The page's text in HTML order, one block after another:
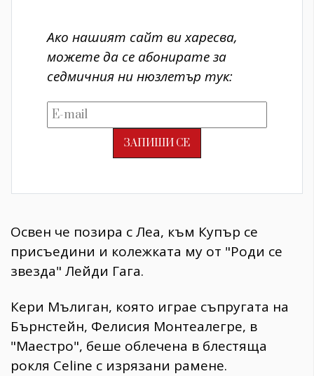
Ако нашият сайт ви харесва,
можете да се абонирате за
седмичния ни нюзлетър тук:
Освен че позира с Леа, към Купър се
присъедини и колежката му от "Роди се
звезда" Лейди Гага.
Кери Мълиган, която играе съпругата на
Бърнстейн, Фелисия Монтеалегре, в
"Маестро", беше облечена в блестяща
рокля Celine с изрязани рамене.